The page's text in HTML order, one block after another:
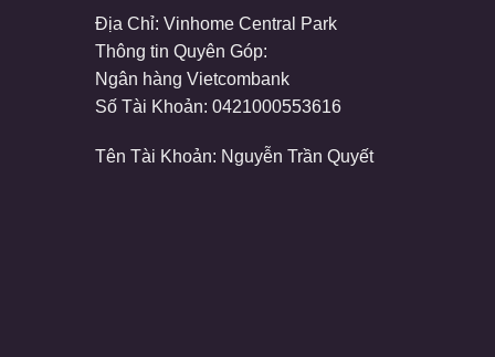
Địa Chỉ: Vinhome Central Park
Thông tin Quyên Góp:
Ngân hàng Vietcombank
Số Tài Khoản: 0421000553616
Tên Tài Khoản: Nguyễn Trần Quyết